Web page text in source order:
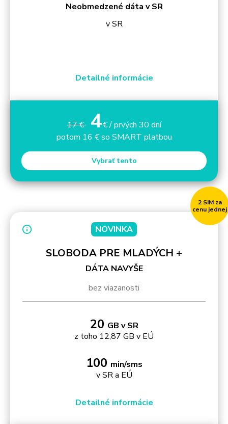
Neobmedzené dáta v SR
v SR
Detailné informácie
17 € 4€ / prvých 30 dní
potom 16 € so SMART platbou
Vybrať tento
2 SIM za
cenu jednej
NOVINKA
SLOBODA PRE MLADÝCH +
DÁTA NAVYŠE
bez viazanosti
20 GB v SR
z toho 12,87 GB v EÚ
100 min/sms
v SR a EÚ
Detailné informácie